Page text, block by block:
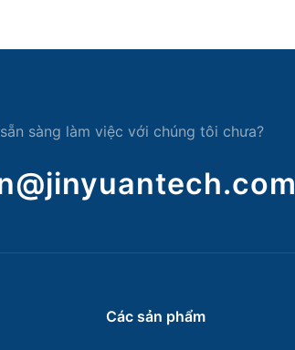
sàng làm việc với chúng tôi chưa?
Các sản phẩm